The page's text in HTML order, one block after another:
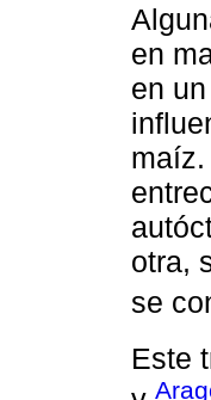
en
en
otra,
se
Este